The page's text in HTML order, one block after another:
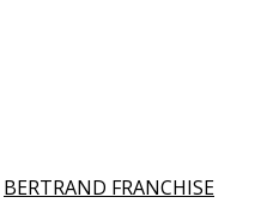
BERTRAND FRANCHISE